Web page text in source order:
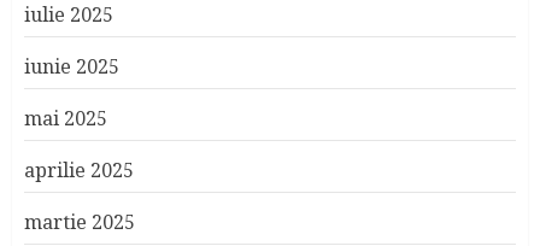
iulie 2025
iunie 2025
mai 2025
aprilie 2025
martie 2025